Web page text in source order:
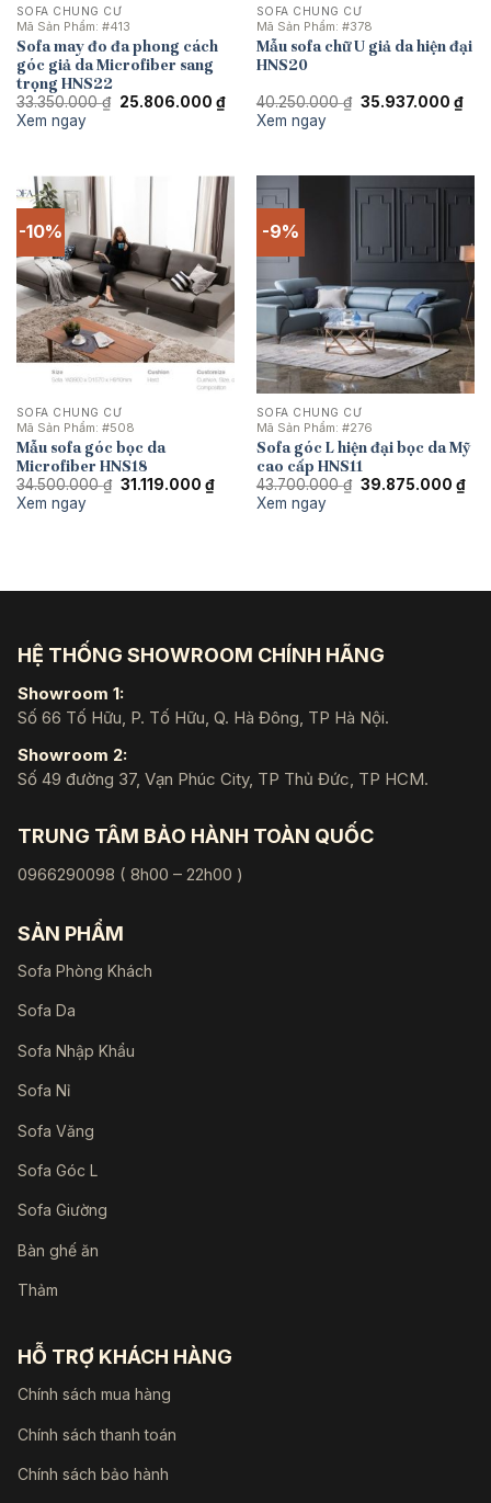
SOFA CHUNG CƯ
Mã Sản Phẩm: #413
Sofa may đo đa phong cách
góc giả da Microfiber sang
trọng HNS22
33.350.000₫ Giá
25.806.000 ₫Giá
hiện
Xem ngay
SOFA CHUNG CƯ
Mã Sản Phẩm: #378
Mẫu sofa chữ U giả da hiện đại
HNS20
40.250.000₫ Giá
35.937.000 ₫Giá
hiện
Xem ngay
-10%
SOFA CHUNG CƯ
Mã Sản Phẩm: #508
Mẫu sofa góc bọc da
Microfiber HNS18
34.500.000₫ Giá
31.119.000 ₫Giá
hiện
Xem ngay
-9%
SOFA CHUNG CƯ
Mã Sản Phẩm: #276
Sofa góc L hiện đại bọc da Mỹ
cao cấp HNS11
43.700.000₫ Giá
39.875.000 ₫Giá
Xem ngay
HỆ THỐNG SHOWROOM CHÍNH HÃNG
Showroom 1:
Số 66 Tố Hữu, P. Tố Hữu, Q. Hà Đông, TP Hà Nội.
Showroom 2:
Số 49 đường 37, Vạn Phúc City, TP Thủ Đức, TP HCM.
TRUNG TÂM BẢO HÀNH TOÀN QUỐC
0966290098 ( 8h00 – 22h00 )
SẢN PHẨM
Sofa Phòng Khách
Sofa Da
Sofa Nhập Khẩu
Sofa Nỉ
Sofa Văng
Sofa Góc L
Sofa Giường
Bàn ghế ăn
Thảm
HỖ TRỢ KHÁCH HÀNG
Chính sách mua hàng
Chính sách thanh toán
Chính sách bảo hành